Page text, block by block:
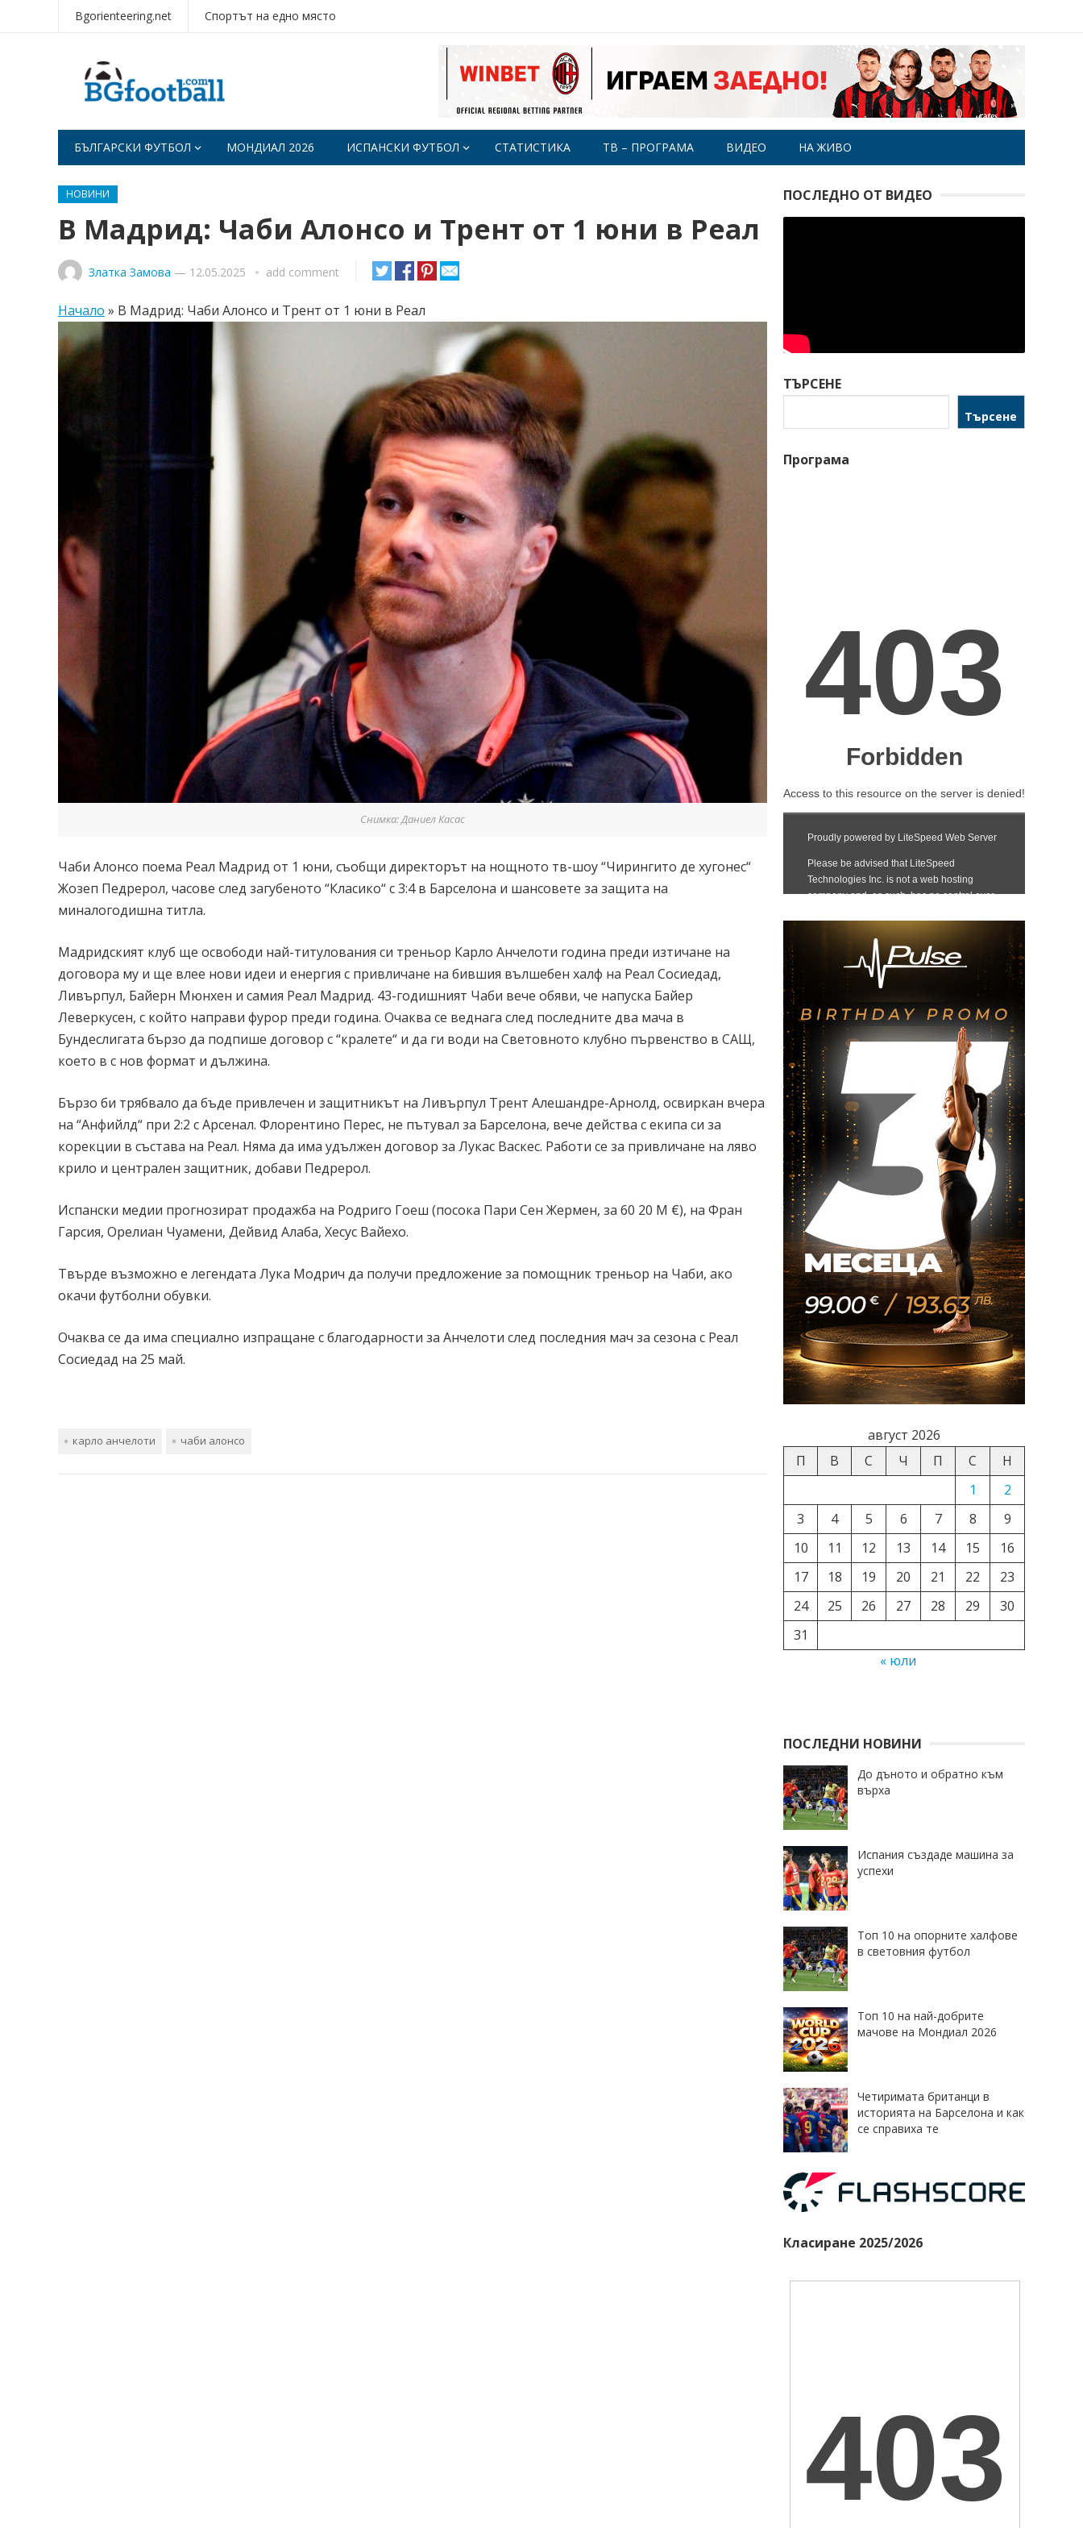
Bgorienteering.net Спортът на едно място
БЪЛГАРСКИ ФУТБОЛ МОНДИАЛ 2026 ИСПАНСКИ ФУТБОЛ СТАТИСТИКА ТВ – ПРОГРАМА ВИДЕО НА ЖИВО
НОВИНИ
В Мадрид: Чаби Алонсо и Трент от 1 юни в Реал
Златка Замова — 12.05.2025 add comment
Начало » В Мадрид: Чаби Алонсо и Трент от 1 юни в Реал
Снимка: Даниел Касас
Чаби Алонсо поема Реал Мадрид от 1 юни, съобщи директорът на нощното тв-шоу “Чирингито де хугонес“
Жозеп Педрерол, часове след загубеното “Класико“ с 3:4 в Барселона и шансовете за защита на
миналогодишна титла.
Мадридският клуб ще освободи най-титулования си треньор Карло Анчелоти година преди изтичане на
договора му и ще влее нови идеи и енергия с привличане на бившия вълшебен халф на Реал Сосиедад,
Ливърпул, Байерн Мюнхен и самия Реал Мадрид. 43-годишният Чаби вече обяви, че напуска Байер
Леверкусен, с който направи фурор преди година. Очаква се веднага след последните два мача в
Бундеслигата бързо да подпише договор с “кралете“ и да ги води на Световното клубно първенство в САЩ,
което в с нов формат и дължина.
Бързо би трябвало да бъде привлечен и защитникът на Ливърпул Трент Алешандре-Арнолд, освиркан вчера
на “Анфийлд“ при 2:2 с Арсенал. Флорентино Перес, не пътувал за Барселона, вече действа с екипа си за
корекции в състава на Реал. Няма да има удължен договор за Лукас Васкес. Работи се за привличане на ляво
крило и централен защитник, добави Педрерол.
Испански медии прогнозират продажба на Родриго Гоеш (посока Пари Сен Жермен, за 60 20 М €), на Фран
Гарсия, Орелиан Чуамени, Дейвид Алаба, Хесус Вайехо.
Твърде възможно е легендата Лука Модрич да получи предложение за помощник треньор на Чаби, ако
окачи футболни обувки.
Очаква се да има специално изпращане с благодарности за Анчелоти след последния мач за сезона с Реал
Сосиедад на 25 май.
карло анчелоти чаби алонсо
ПОСЛЕДНО ОТ ВИДЕО
ТЪРСЕНЕ
Търсене
Програма
август 2026
П
В С Ч П С
Н
1
2
3
4 5 6 7 8
9
10
11 12 13 14 15
16
17
18 19 20 21 22
23
24
25 26 27 28 29
30
31
« юли
ПОСЛЕДНИ НОВИНИ
До дъното и обратно към
върха
Испания създаде машина за
успехи
Топ 10 на опорните халфове
в световния футбол
Топ 10 на най-добрите
мачове на Мондиал 2026
Четиримата британци в
историята на Барселона и как
се справиха те
Класиране 2025/2026